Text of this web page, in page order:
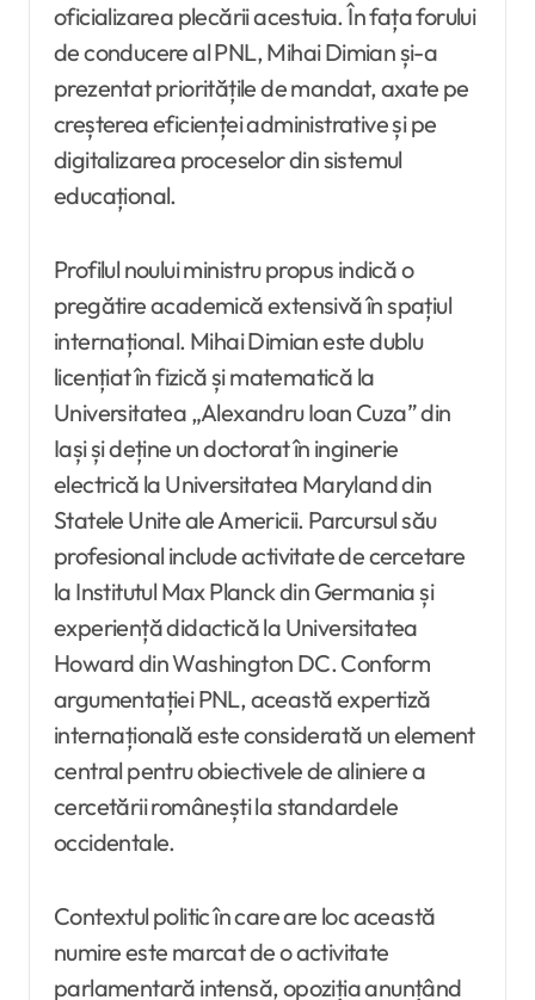
oficializarea plecării acestuia. În fața forului
de conducere al PNL, Mihai Dimian și-a
prezentat prioritățile de mandat, axate pe
creșterea eficienței administrative și pe
digitalizarea proceselor din sistemul
educațional.
Profilul noului ministru propus indică o
pregătire academică extensivă în spațiul
internațional. Mihai Dimian este dublu
licențiat în fizică și matematică la
Universitatea „Alexandru Ioan Cuza” din
Iași și deține un doctorat în inginerie
electrică la Universitatea Maryland din
Statele Unite ale Americii. Parcursul său
profesional include activitate de cercetare
la Institutul Max Planck din Germania și
experiență didactică la Universitatea
Howard din Washington DC. Conform
argumentației PNL, această expertiză
internațională este considerată un element
central pentru obiectivele de aliniere a
cercetării românești la standardele
occidentale.
Contextul politic în care are loc această
numire este marcat de o activitate
parlamentară intensă, opoziția anunțând